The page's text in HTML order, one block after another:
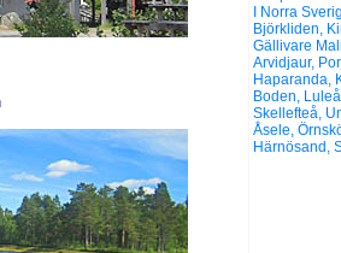
I Norra
Björkliden,
Gällivare
Arvidjaur,
Haparanda,
Boden,
Skellefteå,
Åsele,
Härnösand,